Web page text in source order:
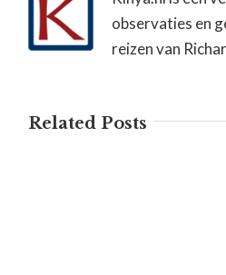
observaties en
reizen van
Related Posts